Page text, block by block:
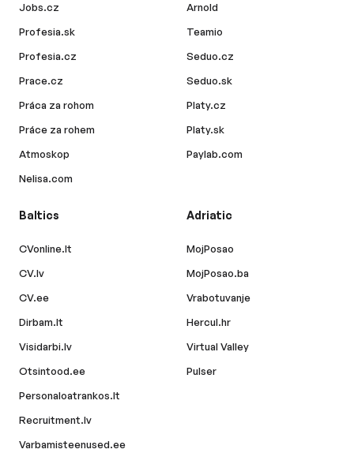
Jobs.cz
Profesia.sk
Profesia.cz
Prace.cz
Práca za rohom
Práce za rohem
Atmoskop
Nelisa.com
Arnold
Teamio
Seduo.cz
Seduo.sk
Platy.cz
Platy.sk
Paylab.com
Baltics
CVonline.lt
CV.lv
CV.ee
Dirbam.lt
Visidarbi.lv
Otsintood.ee
Personaloatrankos.lt
Recruitment.lv
Varbamisteenused.ee
Adriatic
MojPosao
MojPosao.ba
Vrabotuvanje
Hercul.hr
Virtual Valley
Pulser